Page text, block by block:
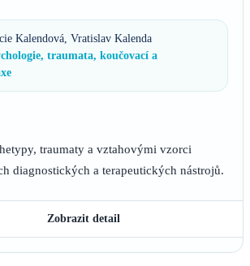
Kalendová, Vratislav Kalenda
traumata, koučovací a
traumaty a vztahovými vzorci
diagnostických a terapeutických nástrojů.
Zobrazit detail